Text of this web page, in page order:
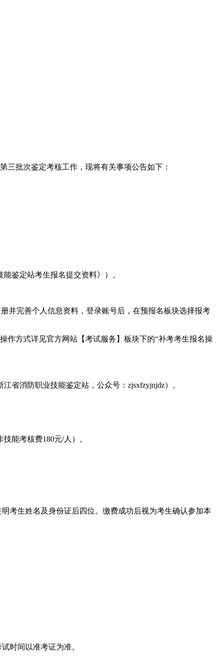
三批次鉴定考核工作，现将有关事项公告如下：
鉴定站考生报名提交资料》）。
并完善个人信息资料，登录账号后，在预报名板块选择报考
作方式详见官方网站【考试服务】板块下的“补考考生报名操
省消防职业技能鉴定站，公众号：zjsxfzyjnjdz）。
能考核费180元/人）。
考生姓名及身份证后四位。缴费成功后视为考生确认参加本
时间以准考证为准。